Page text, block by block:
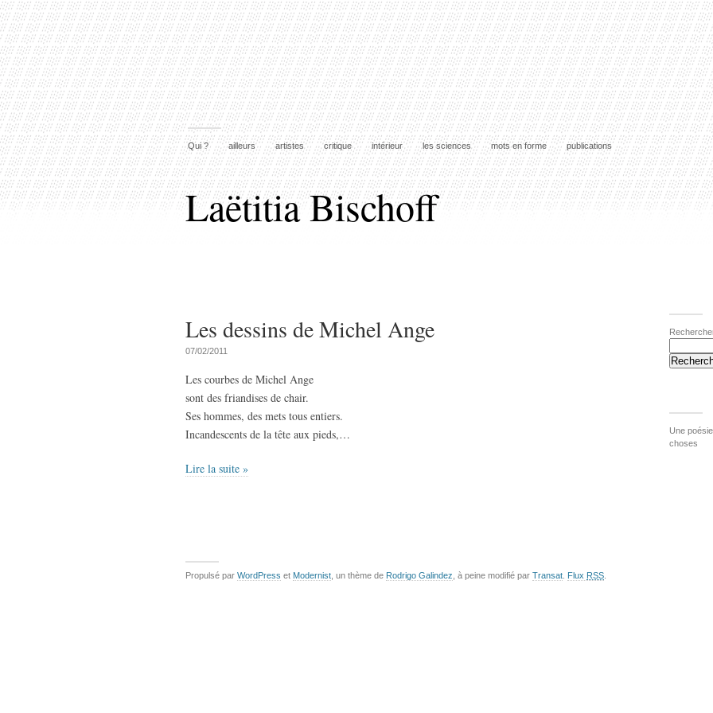
Qui ? ailleurs artistes critique intérieur les sciences mots en forme publications
Laëtitia Bischoff
Les dessins de Michel Ange
07/02/2011
Les courbes de Michel Ange
sont des friandises de chair.
Ses hommes, des mets tous entiers.
Incandescents de la tête aux pieds,…
Lire la suite »
Une
choses
Propulsé par WordPress et Modernist , un thème de Rodrigo Galindez , à peine modifié par Transat Flux RSS